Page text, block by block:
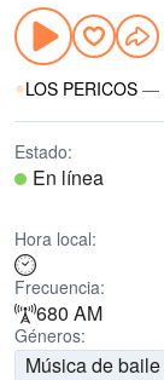
LOS PERICOS —
Estado:
En línea
Hora local:
Frecuencia:
680 AM
Géneros:
Música de baile